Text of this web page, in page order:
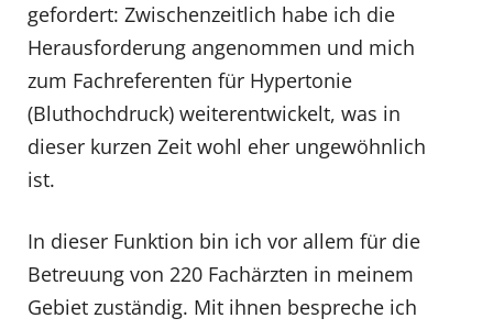
gefordert: Zwischenzeitlich habe ich die
Herausforderung angenommen und mich
zum Fachreferenten für Hypertonie
(Bluthochdruck) weiterentwickelt, was in
dieser kurzen Zeit wohl eher ungewöhnlich
ist.
In dieser Funktion bin ich vor allem für die
Betreuung von 220 Fachärzten in meinem
Gebiet zuständig. Mit ihnen bespreche ich